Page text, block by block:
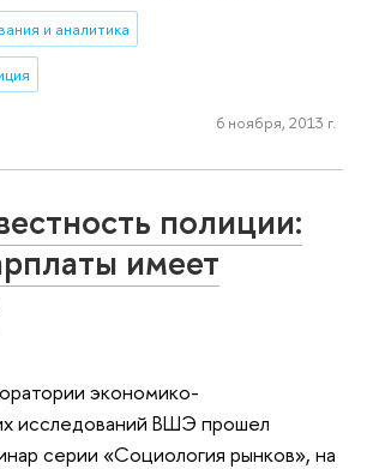
и аналитика
6 ноября, 2013 г.
полиции:
имеет
экономико-
исследований ВШЭ прошел
серии «Социология рынков», на